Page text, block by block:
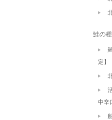
鮭の
定】
中辛